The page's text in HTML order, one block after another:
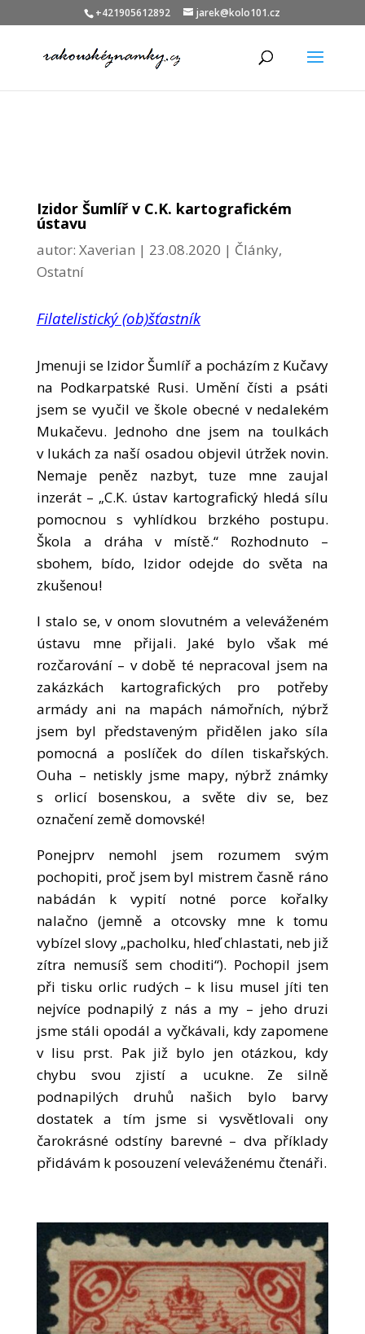
+421905612892 jarek@kolo101.cz
Izidor Šumlíř v C.K. kartografickém
ústavu
autor: Xaverian | 23.08.2020 | Články,
Ostatní
Filatelistický (ob)šťastník
Jmenuji se Izidor Šumlíř a pocházím z Kučavy
na Podkarpatské Rusi. Umění čísti a psáti
jsem se vyučil ve škole obecné v nedalekém
Mukačevu. Jednoho dne jsem na toulkách
v lukách za naší osadou objevil útržek novin.
Nemaje peněz nazbyt, tuze mne zaujal
inzerát – „C.K. ústav kartografický hledá sílu
pomocnou s vyhlídkou brzkého postupu.
Škola a dráha v místě.“ Rozhodnuto –
sbohem, bído, Izidor odejde do světa na
zkušenou!
I stalo se, v onom slovutném a veleváženém
ústavu mne přijali. Jaké bylo však mé
rozčarování – v době té nepracoval jsem na
zakázkách kartografických pro potřeby
armády ani na mapách námořních, nýbrž
jsem byl představeným přidělen jako síla
pomocná a poslíček do dílen tiskařských.
Ouha – netiskly jsme mapy, nýbrž známky
s orlicí bosenskou, a světe div se, bez
označení země domovské!
Ponejprv nemohl jsem rozumem svým
pochopiti, proč jsem byl mistrem časně ráno
nabádán k vypití notné porce kořalky
nalačno (jemně a otcovsky mne k tomu
vybízel slovy „pacholku, hleď chlastati, neb již
zítra nemusíš sem choditi“). Pochopil jsem
při tisku orlic rudých – k lisu musel jíti ten
nejvíce podnapilý z nás a my – jeho druzi
jsme stáli opodál a vyčkávali, kdy zapomene
v lisu prst. Pak již bylo jen otázkou, kdy
chybu svou zjistí a ucukne. Ze silně
podnapilých druhů našich bylo barvy
dostatek a tím jsme si vysvětlovali ony
čarokrásné odstíny barevné – dva příklady
přidávám k posouzení veleváženému čtenáři.